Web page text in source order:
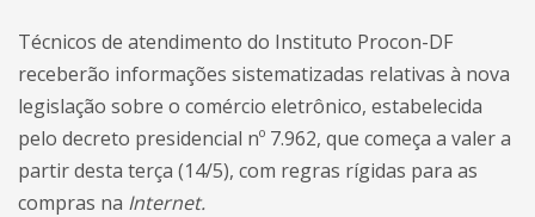
Técnicos de atendimento do Instituto Procon-DF
receberão informações sistematizadas relativas à nova
legislação sobre o comércio eletrônico, estabelecida
pelo decreto presidencial nº 7.962, que começa a valer a
partir desta terça (14/5), com regras rígidas para as
compras na Internet.